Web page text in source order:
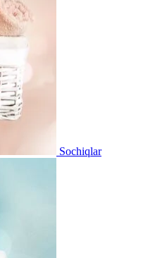
Sochiqlar